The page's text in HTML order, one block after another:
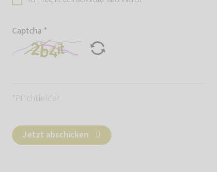
Captcha *
*Pflichtfelder
Jetzt abschicken